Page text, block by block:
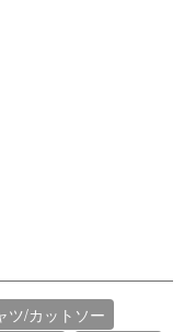
ツ/カットソー